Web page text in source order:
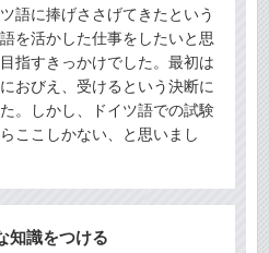
語に捧げささげてきたという
を活かした仕事をしたいと思
指すきっかけでした。最初は
おびえ、受けるという決断に
。しかし、ドイツ語での試験
ここしかない、と思いまし
知識をつける